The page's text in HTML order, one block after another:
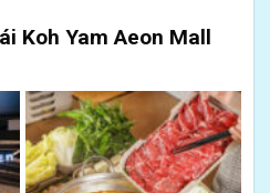
Koh Yam Aeon Mall